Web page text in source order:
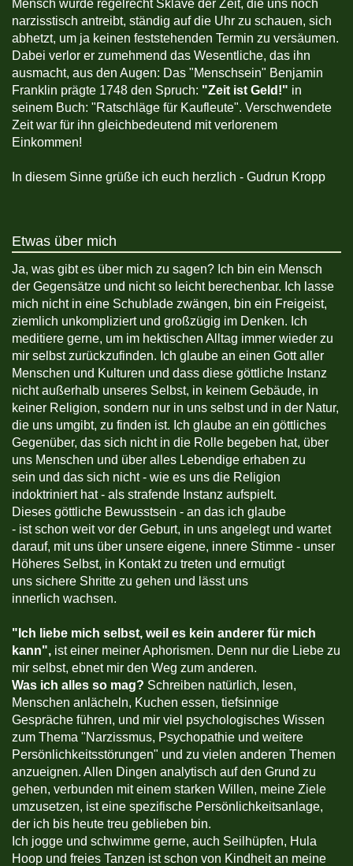
Mensch wurde regelrecht Sklave der Zeit, die uns noch
narzisstisch antreibt, ständig auf die Uhr zu schauen, sich
abhetzt, um ja keinen feststehenden Termin zu versäumen.
Dabei verlor er zumehmend das Wesentliche, das ihn
ausmacht, aus den Augen: Das "Menschsein" Benjamin
Franklin prägte 1748 den Spruch: "Zeit ist Geld!" in
seinem Buch: "Ratschläge für Kaufleute". Verschwendete
Zeit war für ihn gleichbedeutend mit verlorenem
Einkommen!
In diesem Sinne grüße ich euch herzlich - Gudrun Kropp
Etwas über mich
Ja, was gibt es über mich zu sagen? Ich bin ein Mensch
der Gegensätze und nicht so leicht berechenbar. Ich lasse
mich nicht in eine Schublade zwängen, bin ein Freigeist,
ziemlich unkompliziert und großzügig im Denken. Ich
meditiere gerne, um im hektischen Alltag immer wieder zu
mir selbst zurückzufinden. Ich glaube an einen Gott aller
Menschen und Kulturen und dass diese göttliche Instanz
nicht außerhalb unseres Selbst, in keinem Gebäude, in
keiner Religion, sondern nur in uns selbst und in der Natur,
die uns umgibt, zu finden ist. Ich glaube an ein göttliches
Gegenüber, das sich nicht in die Rolle begeben hat, über
uns Menschen und über alles Lebendige erhaben zu
sein und das sich nicht - wie es uns die Religion
indoktriniert hat - als strafende Instanz aufspielt.
Dieses göttliche Bewusstsein - an das ich glaube
- ist schon weit vor der Geburt, in uns angelegt und wartet
darauf, mit uns über unsere eigene, innere Stimme - unser
Höheres Selbst, in Kontakt zu treten und ermutigt
uns sichere Shritte zu gehen und lässt uns
innerlich wachsen.
" Ich liebe mich selbst, weil es kein anderer für mich
kann", ist einer meiner Aphorismen. Denn nur die Liebe zu
mir selbst, ebnet mir den Weg zum anderen.
Was ich alles so mag? Schreiben natürlich, lesen,
Menschen anlächeln, Kuchen essen, tiefsinnige
Gespräche führen, und mir viel psychologisches Wissen
zum Thema "Narzissmus, Psychopathie und weitere
Persönlichkeitsstörungen" und zu vielen anderen Themen
anzueignen. Allen Dingen analytisch auf den Grund zu
gehen, verbunden mit einem starken Willen, meine Ziele
umzusetzen, ist eine spezifische Persönlichkeitsanlage,
der ich bis heute treu geblieben bin.
Ich jogge und schwimme gerne, auch Seilhüpfen, Hula
Hoop und freies Tanzen ist schon von Kindheit an meine